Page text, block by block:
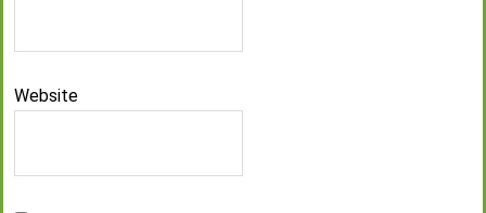
Website